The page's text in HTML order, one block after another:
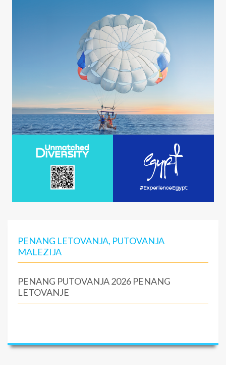
PENANG LETOVANJA, PUTOVANJA
MALEZIJA
PENANG PUTOVANJA 2026 PENANG
LETOVANJE